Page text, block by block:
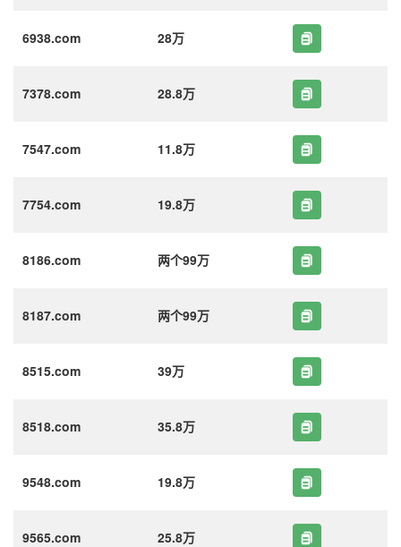
6938.com 28万
7378.com 28.8万
7547.com 11.8万
7754.com 19.8万
8186.com 两个99万
8187.com 两个99万
8515.com 39万
8518.com 35.8万
9548.com 19.8万
9565.com 25.8万